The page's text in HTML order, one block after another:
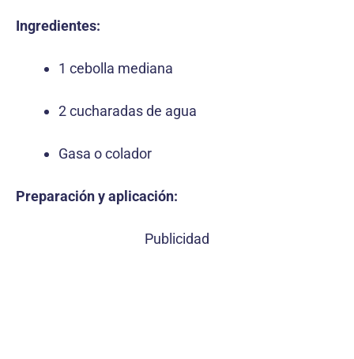
Ingredientes:
1 cebolla mediana
2 cucharadas de agua
Gasa o colador
Preparación y aplicación:
Publicidad